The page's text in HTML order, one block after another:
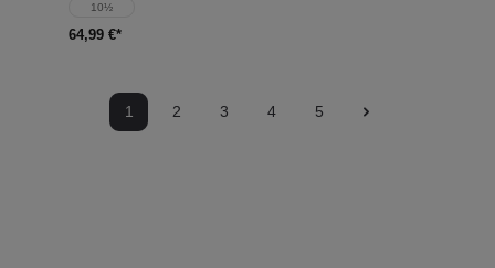
10½
64,99 €*
1 2 3 4 5